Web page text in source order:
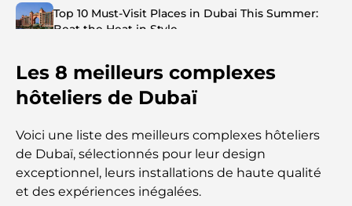
Top 10 Must-Visit Places in Dubai This Summer:
Beat the Heat in Style
Top 7 Busiest Airports in the World: Hub of Global
Investors and Residents
Best Schools in Downtown Dubai: A Guide for
Families
Les 8 meilleurs complexes
hôteliers de Dubaï
Voici une liste des meilleurs complexes hôteliers
de Dubaï, sélectionnés pour leur design
exceptionnel, leurs installations de haute qualité
et des expériences inégalées.